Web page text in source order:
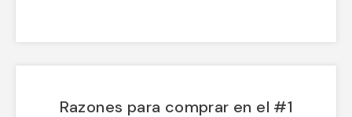
Razones para comprar en el #1